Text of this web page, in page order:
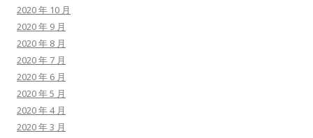
2020 年 10 月
2020 年 9 月
2020 年 8 月
2020 年 7 月
2020 年 6 月
2020 年 5 月
2020 年 4 月
2020 年 3 月